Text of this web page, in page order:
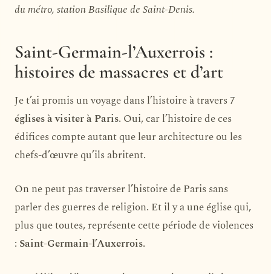
du métro, station Basilique de Saint-Denis.
Saint-Germain-l’Auxerrois :
histoires de massacres et d’art
Je t’ai promis un voyage dans l’histoire à travers 7
églises à visiter à Paris. Oui, car l’histoire de ces
édifices compte autant que leur architecture ou les
chefs-d’œuvre qu’ils abritent.
On ne peut pas traverser l’histoire de Paris sans
parler des guerres de religion. Et il y a une église qui,
plus que toutes, représente cette période de violences
: Saint-Germain-l’Auxerrois.